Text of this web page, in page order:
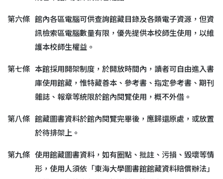
第六條 館內各區電腦可供查詢館藏目錄及各類電子資源，但資
訊檢索區電腦數量有限，優先提供本校師生使用，以維
護本校師生權益。
第七條
本館採用開架制度，於開放時間內，讀者可自由進入書
庫使用館藏，惟特藏善本、參考書、指定參考書、期刊
雜誌、報章等統限於館內閱覽使用，概不外借。
第八條 館藏圖書資料於館內閱覽完畢後，應歸還原處，或放置
於待排架上。
第九條 使用館藏圖書資料，如有圈點、批註、污損、毀壞等情
形，使用人須依「東海大學圖書館館藏資料賠償辦法」